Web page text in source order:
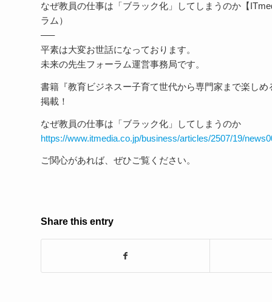
なぜ教員の仕事は「ブラック化」してしまうのか【
ラム）
—–
平素は大変お世話になっております。
未来の先生フォーラム運営事務局です。
書籍『教育ビジネスー子育て世代から専門家まで楽し
掲載！
なぜ教員の仕事は「ブラック化」してしまうのか
https://www.itmedia.co.jp/business/articles/2507/19/
ご関心があれば、ぜひご覧ください。
Share this entry